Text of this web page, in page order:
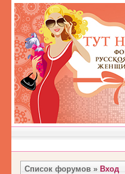
Список форумов » Вход